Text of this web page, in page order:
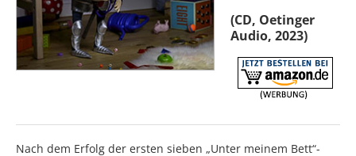
(CD, Oetinger
Audio, 2023)
Nach dem Erfolg der ersten sieben „Unter meinem Bett“-